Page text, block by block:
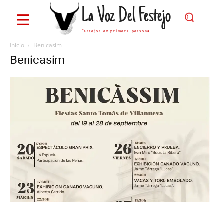
La Voz Del Festejo
Festejos en primera persona
Inicio Benicasim
Benicasim